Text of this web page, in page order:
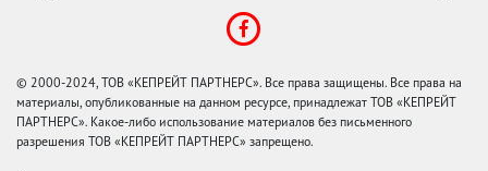
© 2000-2024, ТОВ «КЕПРЕЙТ ПАРТНЕРС». Все права защищены. Все права на
материалы, опубликованные на данном ресурсе, принадлежат ТОВ «КЕПРЕЙТ
ПАРТНЕРС». Какое-либо использование материалов без письменного
разрешения ТОВ «КЕПРЕЙТ ПАРТНЕРС» запрещено.